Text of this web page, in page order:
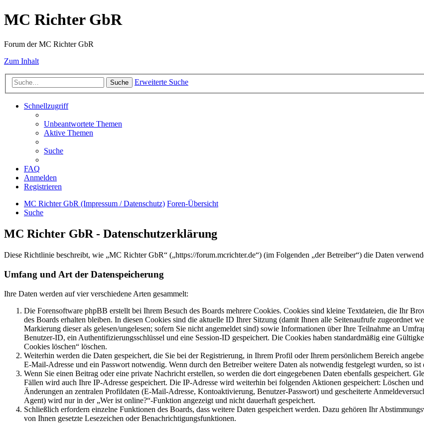
MC Richter GbR
Forum der MC Richter GbR
Zum Inhalt
Suche Erweiterte Suche
Schnellzugriff
Unbeantwortete Themen
Aktive Themen
Suche
FAQ
Anmelden
Registrieren
MC Richter GbR (Impressum / Datenschutz) Foren-Übersicht
Suche
MC Richter GbR - Datenschutzerklärung
Diese Richtlinie beschreibt, wie „MC Richter GbR“ („https://forum.mcrichter.de“) (im Folgenden „der Betreiber“) die Daten
Umfang und Art der Datenspeicherung
Ihre Daten werden auf vier verschiedene Arten gesammelt:
Die Forensoftware phpBB erstellt bei Ihrem Besuch des Boards mehrere Cookies. Cookies sind kleine Textdateien, die Ihr
des Boards erhalten bleiben. In diesen Cookies sind die aktuelle ID Ihrer Sitzung (damit Ihnen alle Seitenaufrufe zugeordnet
Markierung dieser als gelesen/ungelesen; sofern Sie nicht angemeldet sind) sowie Informationen über Ihre Teilnahme an
Benutzer-ID, ein Authentifizierungsschlüssel und eine Session-ID gespeichert. Die Cookies haben standardmäßig eine
Cookies löschen“ löschen.
Weiterhin werden die Daten gespeichert, die Sie bei der Registrierung, in Ihrem Profil oder Ihrem persönlichem Bereich
E-Mail-Adresse und ein Passwort notwendig. Wenn durch den Betreiber weitere Daten als notwendig festgelegt wurden, so
Wenn Sie einen Beitrag oder eine private Nachricht erstellen, so werden die dort eingegebenen Daten ebenfalls gespeichert.
Fällen wird auch Ihre IP-Adresse gespeichert. Die IP-Adresse wird weiterhin bei folgenden Aktionen gespeichert: Löschen
Änderungen an zentralen Profildaten (E-Mail-Adresse, Kontoaktivierung, Benutzer-Passwort) und gescheiterte
Agent) wird nur in der „Wer ist online?“-Funktion angezeigt und nicht dauerhaft gespeichert.
Schließlich erfordern einzelne Funktionen des Boards, dass weitere Daten gespeichert werden. Dazu gehören Ihr
von Ihnen gesetzte Lesezeichen oder Benachrichtigungsfunktionen.